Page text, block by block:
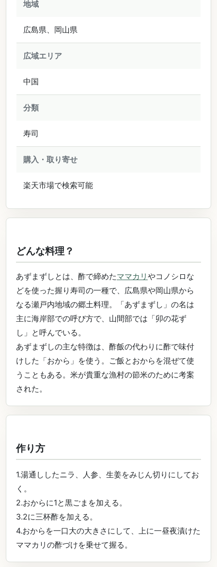
地域
広島県、岡山県
広域エリア
中国
分類
寿司
購入・取り寄せ
楽天市場で検索可能
どんな料理？
あずまずしとは、酢で締めたママカリ やコノシロな
どを使った握り寿司の一種で、広島県や岡山県から
なる瀬戸内地域の郷土料理。「あずまずし」の名は
主に海岸部での呼び方で、山間部では「卯の花ず
し」と呼んでいる。
あずまずしの主な特徴は、酢飯の代わりに酢で味付
けした「おから」を使う。ご飯とおからを混ぜて使
うこともある。米が貴重な漁村の節米のために考案
された。
作り方
1.湯通ししたニラ、人参、生姜をみじん切りにしてお
く。
2.おからに1と黒ごまを加える。
3.2に三杯酢を加える。
4.おからを一口大の大きさにして、上に一昼夜漬けた
ママカリの酢づけを乗せて握る。